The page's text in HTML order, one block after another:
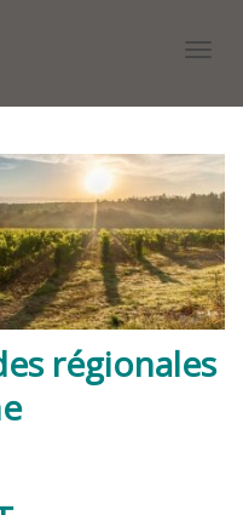
régionales